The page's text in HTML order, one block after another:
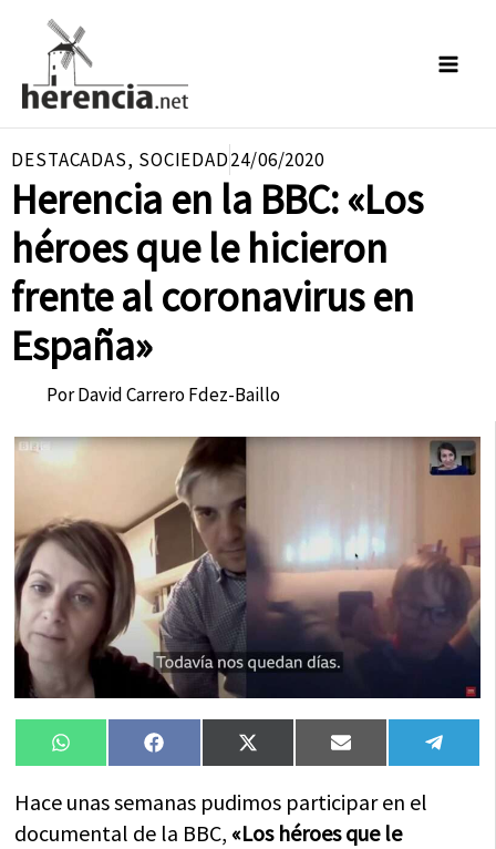
contenido
DESTACADAS, SOCIEDAD24/06/2020
Herencia en la BBC: «Los
héroes que le hicieron
frente al coronavirus en
España»
PorDavid Carrero Fdez-Baillo
Compartir
en
WhatsAppCompartir
en
FacebookCompartir
en
X
(Twitter)
Compartir
en
Email
en
Hace unas semanas pudimos participar en el
documental de la BBC, «Los héroes que le